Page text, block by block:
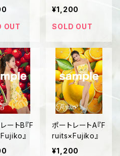
OUT
o』
¥1,200
SOLD OUT
ートB『F
』
ポートレートA『F
ruits×Fujiko』
¥1,200